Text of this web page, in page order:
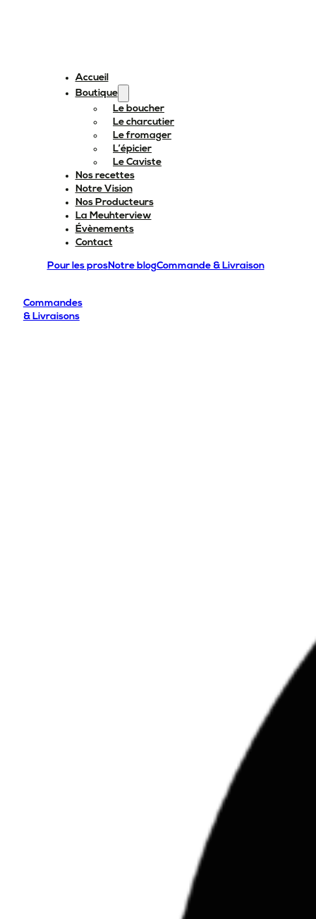
Accueil
Boutique
Le boucher
Le charcutier
Le fromager
L’épicier
Le Caviste
Nos recettes
Notre Vision
Nos Producteurs
La Meuhterview
Évènements
Contact
Pour les prosNotre blogCommande & Livraison
Commandes
& Livraisons